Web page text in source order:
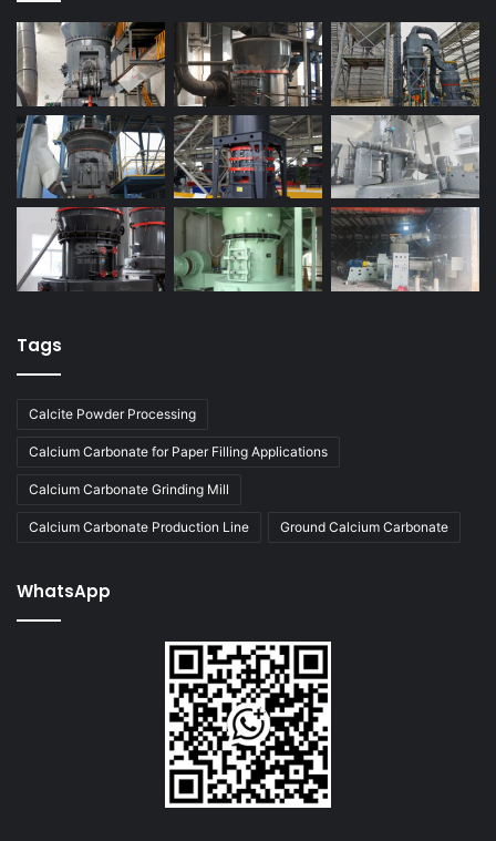
Tags
Calcite Powder Processing
Calcium Carbonate for Paper Filling Applications
Calcium Carbonate Grinding Mill
Calcium Carbonate Production Line Ground Calcium Carbonate
WhatsApp